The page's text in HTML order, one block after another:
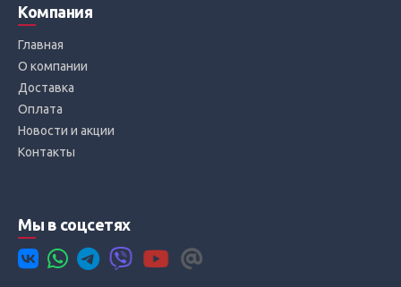
Компания
Главная
О компании
Доставка
Оплата
Новости и акции
Контакты
Мы в соцсетях